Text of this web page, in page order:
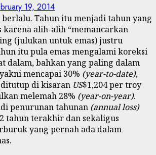
19, 2014
berlalu. Tahun itu menjadi tahun yang
karena alih-alih “memancarkan
(julukan untuk emas) justru
itu pula emas mengalami koreksi
dalam, bahkan yang paling dalam
mencapai 30% (year-to-date),
di kisaran US$1,204 per troy
melemah 28% (year-on-year).
penurunan tahunan (annual loss)
tahun terakhir dan sekaligus
yang pernah ada dalam